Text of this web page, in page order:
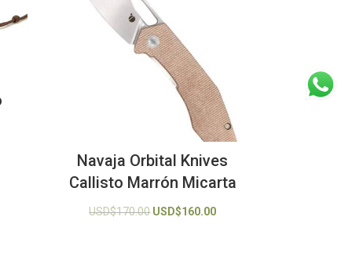
Navaja Orbital Knives
Callisto Marrón Micarta
USD$170.00 El
USD$160.00El